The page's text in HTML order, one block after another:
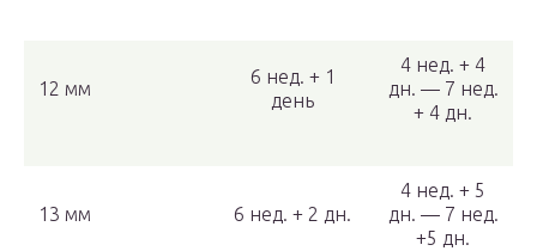
12 мм
6 нед. + 1
день
4 нед. + 4
дн. — 7 нед.
+ 4 дн.
13 мм 6 нед. + 2 дн.
4 нед. + 5
дн. — 7 нед.
+5 дн.